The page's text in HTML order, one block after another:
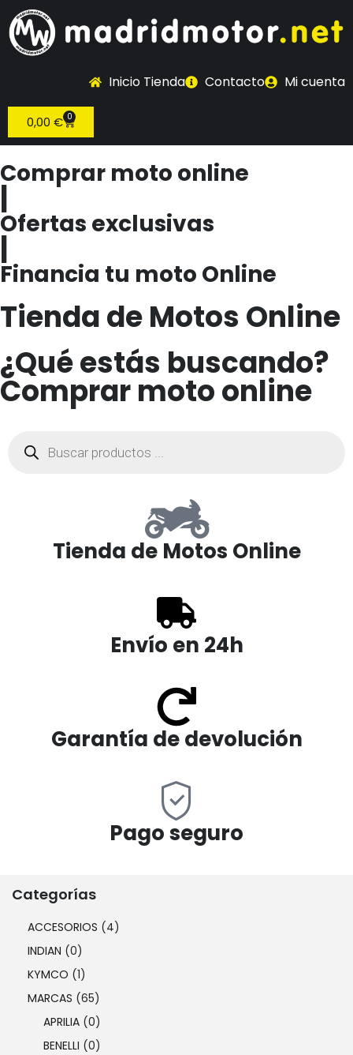
Inicio Tienda Contacto Mi cuenta
0,00 € 0
Comprar moto online
|
Ofertas exclusivas
|
Financia tu moto Online
Tienda de Motos Online
¿Qué estás buscando?
Comprar moto online
Tienda de Motos Online
Envío en 24h
Garantía de devolución
Pago seguro
Categorías
ACCESORIOS (4)
INDIAN (0)
KYMCO (1)
MARCAS (65)
APRILIA (0)
BENELLI (0)